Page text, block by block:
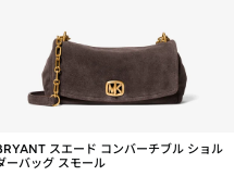
スエード コンバーチブル ショル
ーバッグ スモール